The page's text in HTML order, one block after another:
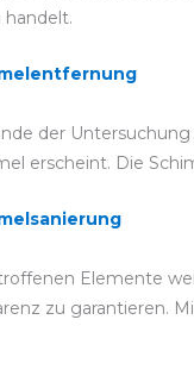
handelt.
der
erscheint. Die
Elemente
zu garantieren.